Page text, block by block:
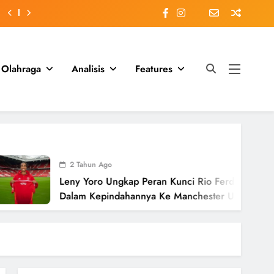
Olahraga Analisis Features
Ago
Yoro Ungkap Peran Kunci Rio Ferdinand
Kepindahannya Ke Manchester United
£58 Juta